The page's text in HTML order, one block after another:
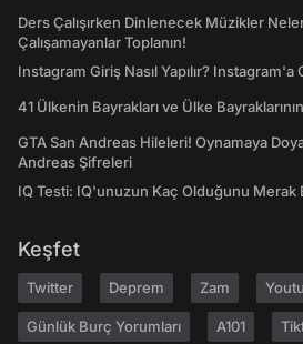
Ders Çalışırken Dinlenecek Müzikler
Çalışamayanlar Toplanın!
Instagram Giriş Nasıl Yapılır?
41 Ülkenin Bayrakları ve Ülke
GTA San Andreas Hileleri! Oynamaya
Andreas Şifreleri
IQ Testi: IQ'unuzun Kaç Olduğunu Merak
Keşfet
Twitter Deprem Zam
Günlük Burç Yorumları A101